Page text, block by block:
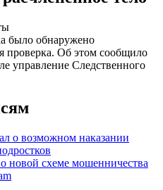
было обнаружено
проверка. Об этом сообщило
управление Следственного
о возможном наказании
новой схеме мошенничества